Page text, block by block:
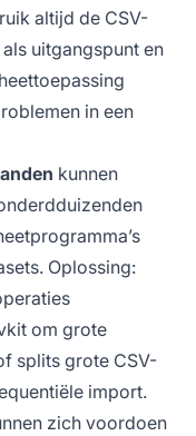
altijd de CSV-
uitgangspunt en
in een
kunnen
Oplossing:
om grote
splits grote CSV-
import.
zich voordoen